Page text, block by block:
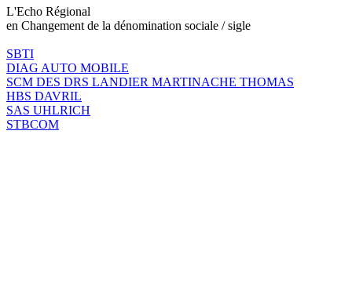
L'Echo Régional
en Changement de la dénomination sociale / sigle
SBTI
DIAG AUTO MOBILE
SCM DES DRS LANDIER MARTINACHE THOMAS
HBS DAVRIL
SAS UHLRICH
STBCOM